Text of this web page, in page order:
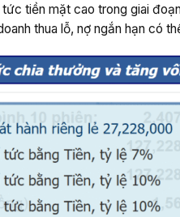
tiền mặt cao trong giai
thua lỗ, nợ ngắn hạn có